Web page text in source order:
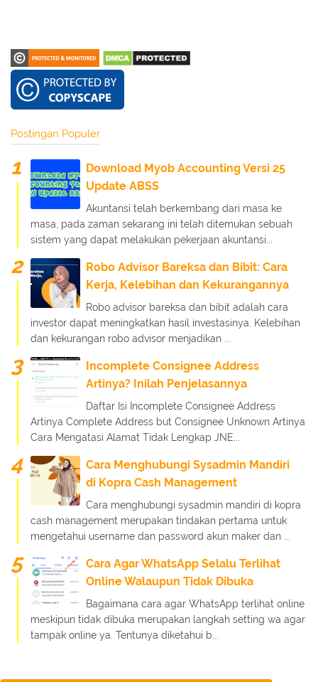
Postingan Populer
Download Myob Accounting Versi 25
Update ABSS
Akuntansi telah berkembang dari masa ke
masa, pada zaman sekarang ini telah ditemukan sebuah
sistem yang dapat melakukan pekerjaan akuntansi...
Robo Advisor Bareksa dan Bibit: Cara
Kerja, Kelebihan dan Kekurangannya
Robo advisor bareksa dan bibit adalah cara
investor dapat meningkatkan hasil investasinya. Kelebihan
dan kekurangan robo advisor menjadikan ...
Incomplete Consignee Address
Artinya? Inilah Penjelasannya
Daftar Isi Incomplete Consignee Address
Artinya Complete Address but Consignee Unknown Artinya
Cara Mengatasi Alamat Tidak Lengkap JNE...
Cara Menghubungi Sysadmin Mandiri
di Kopra Cash Management
Cara menghubungi sysadmin mandiri di kopra
cash management merupakan tindakan pertama untuk
mengetahui username dan password akun maker dan ...
Cara Agar WhatsApp Selalu Terlihat
Online Walaupun Tidak Dibuka
Bagaimana cara agar WhatsApp terlihat online
meskipun tidak dibuka merupakan langkah setting wa agar
tampak online ya. Tentunya diketahui b...